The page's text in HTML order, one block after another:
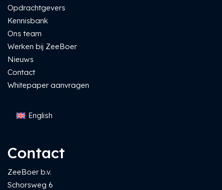
Opdrachtgevers
Kennisbank
Ons team
Werken bij ZeeBoer
Nieuws
Contact
Whitepaper aanvragen
English
Contact
ZeeBoer b.v.
Schorsweg 6